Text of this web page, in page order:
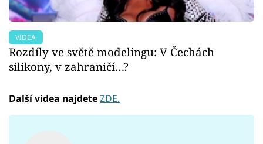
VIDEA
Rozdíly ve světě modelingu: V Čechách
silikony, v zahraničí…?
Další videa najdeteZDE.